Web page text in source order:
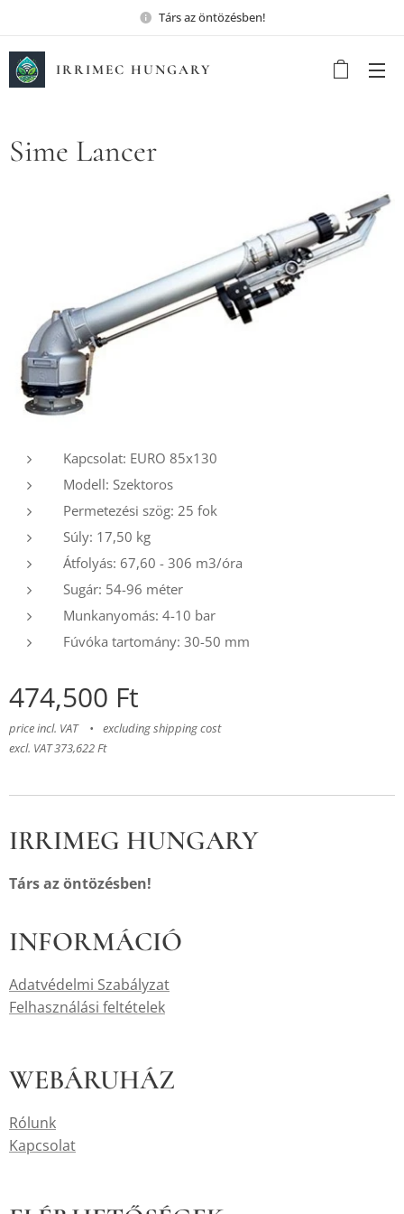
Társ az öntözésben!
IRRIMEC HUNGARY
Sime Lancer
Kapcsolat: EURO 85x130
Modell: Szektoros
Permetezési szög: 25 fok
Súly: 17,50 kg
Átfolyás: 67,60 - 306 m3/óra
Sugár: 54-96 méter
Munkanyomás: 4-10 bar
Fúvóka tartomány: 30-50 mm
474,500 Ft
price incl. VAT
excluding shipping cost
excl. VAT 373,622 Ft
IRRIMEG HUNGARY
Társ az öntözésben!
INFORMÁCIÓ
Adatvédelmi Szabályzat
Felhasználási feltételek
WEBÁRUHÁZ
Rólunk
Kapcsolat